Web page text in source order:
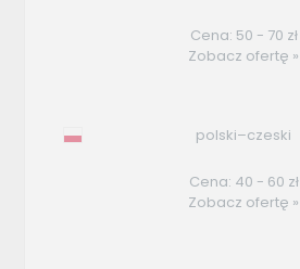
Cena: 50 - 70 zł
Zobacz ofertę »
polski–czeski
Cena: 40 - 60 zł
Zobacz ofertę »